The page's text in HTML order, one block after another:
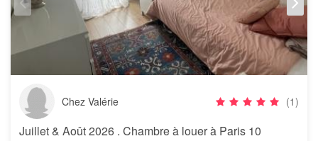
Chez Valérie (1)
Juillet & Août 2026 . Chambre à louer à Paris 10